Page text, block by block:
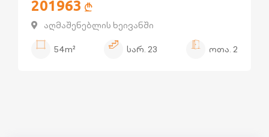
201963
აღმაშენებლის ხეივანში
54m²
სარ. 23 ოთა. 2